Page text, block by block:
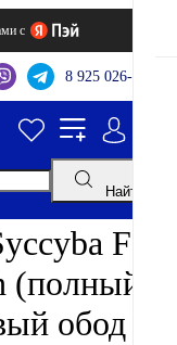
с
8 925 026-44-22
Найти
F11
(полный
обод